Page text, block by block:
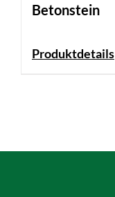
Betonstein
Produktdetails